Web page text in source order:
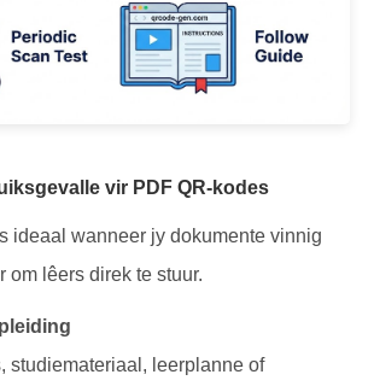
vir PDF QR-kodes
ideaal wanneer jy dokumente vinnig
om lêers direk te stuur.
studiemateriaal, leerplanne of